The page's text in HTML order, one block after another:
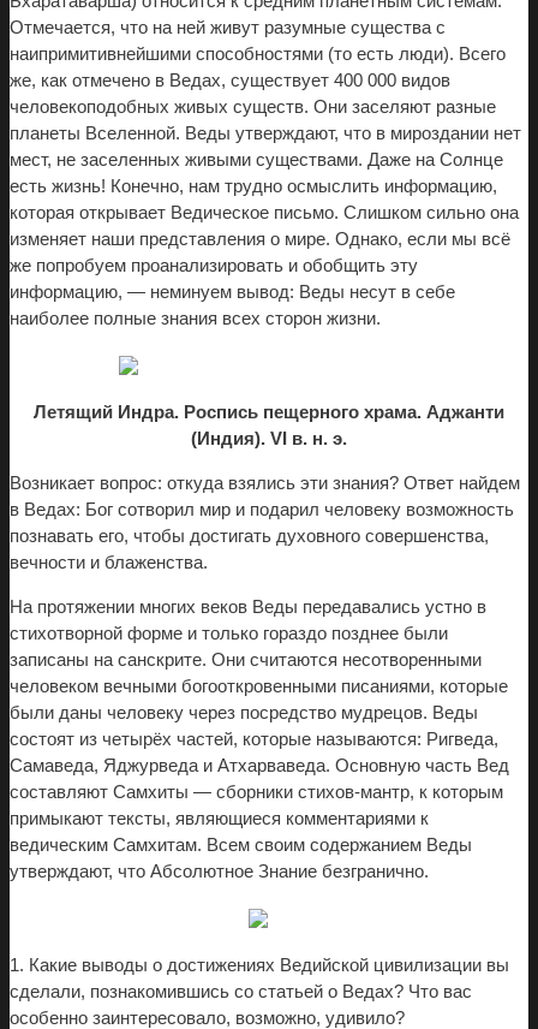
Отмечается, что на ней живут разумные существа с
наипримитивнейшими способностями (то есть люди). Всего
же, как отмечено в Ведах, существует 400 000 видов
человекоподобных живых существ. Они заселяют разные
планеты Вселенной. Веды утверждают, что в мироздании нет
мест, не заселенных живыми существами. Даже на Солнце
есть жизнь! Конечно, нам трудно осмыслить информацию,
которая открывает Ведическое письмо. Слишком сильно она
изменяет наши представления о мире. Однако, если мы всё
же попробуем проанализировать и обобщить эту
информацию, — неминуем вывод: Веды несут в себе
наиболее полные знания всех сторон жизни.
Летящий Индра. Роспись пещерного храма. Аджанти
(Индия). VI в. н. э.
Возникает вопрос: откуда взялись эти знания? Ответ найдем
в Ведах: Бог сотворил мир и подарил человеку возможность
познавать его, чтобы достигать духовного совершенства,
вечности и блаженства.
На протяжении многих веков Веды передавались устно в
стихотворной форме и только гораздо позднее были
записаны на санскрите. Они считаются несотворенными
человеком вечными богооткровенными писаниями, которые
были даны человеку через посредство мудрецов. Веды
состоят из четырёх частей, которые называются: Ригведа,
Самаведа, Яджурведа и Атхарваведа. Основную часть Вед
составляют Самхиты — сборники стихов-мантр, к которым
примыкают тексты, являющиеся комментариями к
ведическим Самхитам. Всем своим содержанием Веды
утверждают, что Абсолютное Знание безгранично.
1. Какие выводы о достижениях Ведийской цивилизации вы
сделали, познакомившись со статьей о Ведах? Что вас
особенно заинтересовало, возможно, удивило?